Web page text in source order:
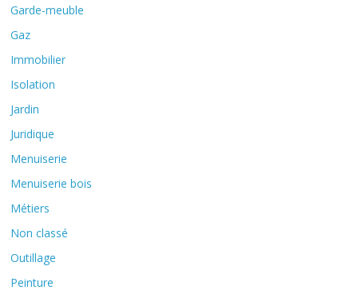
Garde-meuble
Gaz
Immobilier
Isolation
Jardin
Juridique
Menuiserie
Menuiserie bois
Métiers
Non classé
Outillage
Peinture